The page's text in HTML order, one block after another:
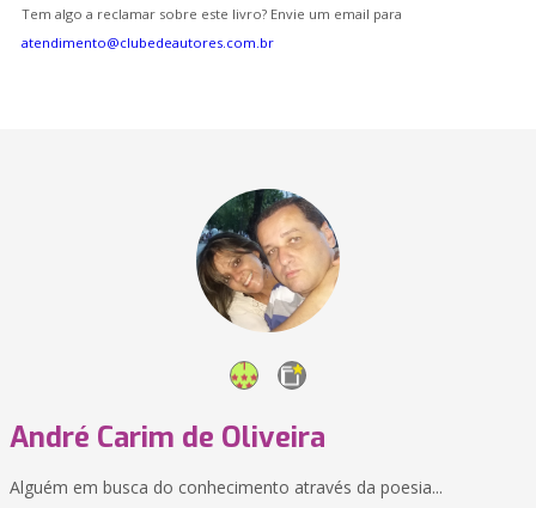
Tem algo a reclamar sobre este livro? Envie um email para
atendimento@clubedeautores.com.br
André Carim de Oliveira
Alguém em busca do conhecimento através da poesia...